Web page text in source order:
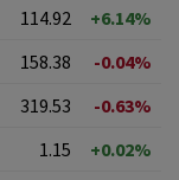
114.92
+6.14%
158.38
-0.04%
319.53
-0.63%
1.15
+0.02%